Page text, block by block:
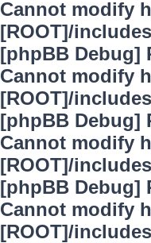
Cannot modify
[ROOT]/
[phpBB Debug]
Cannot modify
[ROOT]/
[phpBB Debug]
Cannot modify
[ROOT]/
[phpBB Debug]
Cannot modify
[ROOT]/